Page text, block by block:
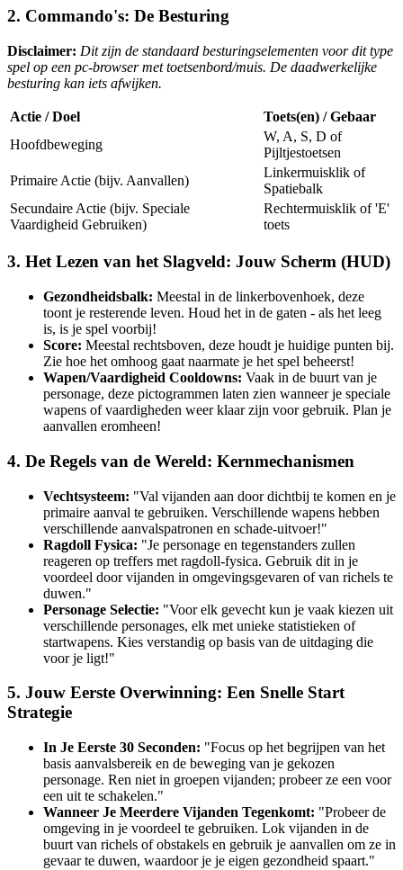
2. Commando's: De Besturing
Disclaimer: Dit zijn de standaard besturingselementen voor dit type
spel op een pc-browser met toetsenbord/muis. De daadwerkelijke
besturing kan iets afwijken.
Actie / Doel
Toets(en) / Gebaar
Hoofdbeweging
W, A, S, D of
Pijltjestoetsen
Primaire Actie (bijv. Aanvallen)
Linkermuisklik of
Spatiebalk
Secundaire Actie (bijv. Speciale
Vaardigheid Gebruiken)
Rechtermuisklik of 'E'
toets
3. Het Lezen van het Slagveld: Jouw Scherm (HUD)
Gezondheidsbalk: Meestal in de linkerbovenhoek, deze
toont je resterende leven. Houd het in de gaten - als het leeg
is, is je spel voorbij!
Score: Meestal rechtsboven, deze houdt je huidige punten bij.
Zie hoe het omhoog gaat naarmate je het spel beheerst!
Wapen/Vaardigheid Cooldowns: Vaak in de buurt van je
personage, deze pictogrammen laten zien wanneer je speciale
wapens of vaardigheden weer klaar zijn voor gebruik. Plan je
aanvallen eromheen!
4. De Regels van de Wereld: Kernmechanismen
Vechtsysteem: "Val vijanden aan door dichtbij te komen en je
primaire aanval te gebruiken. Verschillende wapens hebben
verschillende aanvalspatronen en schade-uitvoer!"
Ragdoll Fysica: "Je personage en tegenstanders zullen
reageren op treffers met ragdoll-fysica. Gebruik dit in je
voordeel door vijanden in omgevingsgevaren of van richels te
duwen."
Personage Selectie: "Voor elk gevecht kun je vaak kiezen uit
verschillende personages, elk met unieke statistieken of
startwapens. Kies verstandig op basis van de uitdaging die
voor je ligt!"
5. Jouw Eerste Overwinning: Een Snelle Start
Strategie
In Je Eerste 30 Seconden: "Focus op het begrijpen van het
basis aanvalsbereik en de beweging van je gekozen
personage. Ren niet in groepen vijanden; probeer ze een voor
een uit te schakelen."
Wanneer Je Meerdere Vijanden Tegenkomt: "Probeer de
omgeving in je voordeel te gebruiken. Lok vijanden in de
buurt van richels of obstakels en gebruik je aanvallen om ze in
gevaar te duwen, waardoor je je eigen gezondheid spaart."